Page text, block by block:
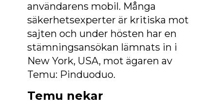
användarens mobil. Många
säkerhetsexperter är kritiska mot
sajten och under hösten har en
stämningsansökan lämnats in i
New York, USA, mot ägaren av
Temu: Pinduoduo.
Temu nekar